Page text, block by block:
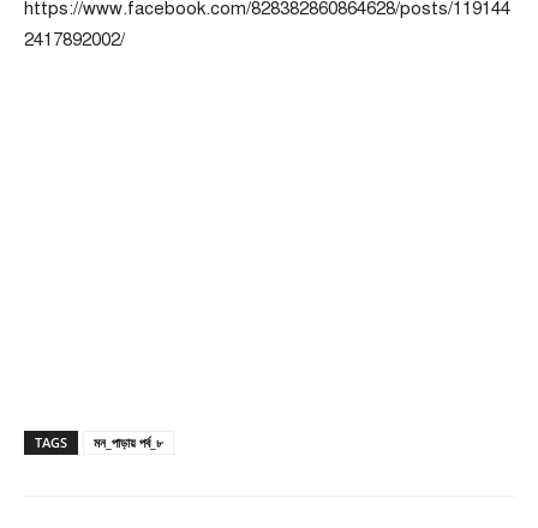
https://www.facebook.com/828382860864628/posts/119144
2417892002/
TAGS মন_পাড়ায় পর্ব_৮